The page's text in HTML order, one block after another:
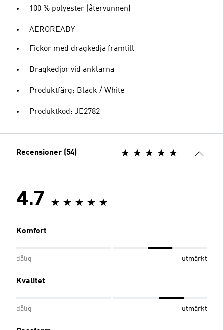
100 % polyester (återvunnen)
AEROREADY
Fickor med dragkedja framtill
Dragkedjor vid anklarna
Produktfärg: Black / White
Produktkod: JE2782
Recensioner (54)
4.7
Komfort
dålig utmärkt
Kvalitet
dålig utmärkt